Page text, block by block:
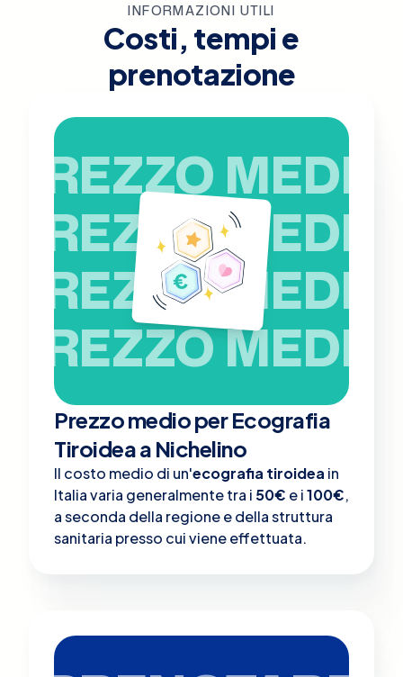
INFORMAZIONI UTILI
Costi, tempi e
prenotazione
PREZZO MEDIO
PREZZO MEDIO
PREZZO MEDIO
PREZZO MEDIO
Prezzo medio per Ecografia
Tiroidea a Nichelino
Il costo medio di un'ecografia tiroidea in
Italia varia generalmente tra i 50€ e i100€,
a seconda della regione e della struttura
sanitaria presso cui viene effettuata.